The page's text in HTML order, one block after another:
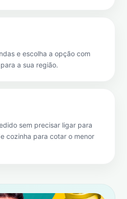
e escolha a opção com
a sua região.
sem precisar ligar para
cozinha para cotar o menor